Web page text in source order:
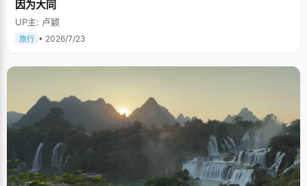
因为大同
UP主: 卢颖
旅行 • 2026/7/23